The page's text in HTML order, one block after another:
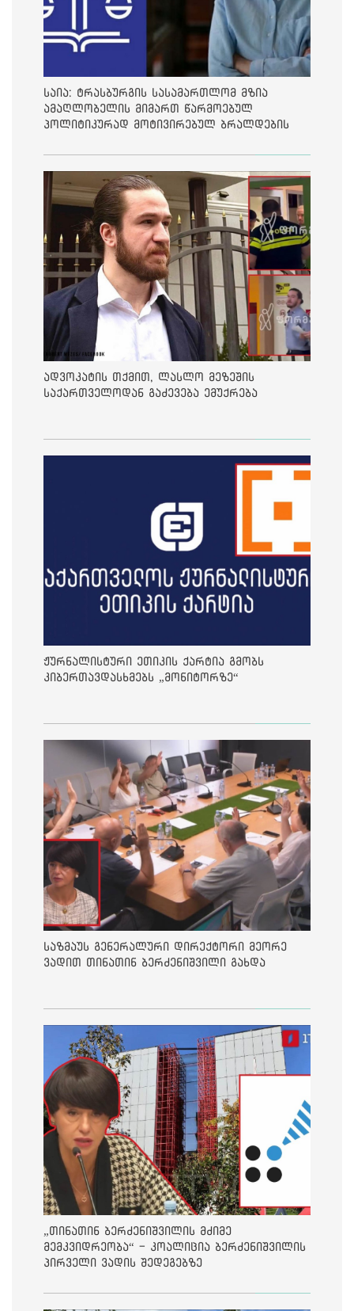
საია: ტრასბურგის სასამართლომ მზია
ამაღლობელის მიმართ წარმოებულ
პოლიტიკურად მოტივირებულ ბრალდების
ადვოკატის თქმით, ლასლო მეზეშის
საქართველოდან გაძევება ემუქრება
ჟურნალისტური ეთიკის ქარტია გმობს
კიბერთავდასხმებს „მონიტორზე“
საზმაუს გენერალური დირექტორი მეორე
ვადით თინათინ ბერძენიშვილი გახდა
„თინათინ ბერძენიშვილის მძიმე
მემკვიდრეობა“ - კოალიცია ბერძენიშვილის
პირველი ვადის შედეგებზე